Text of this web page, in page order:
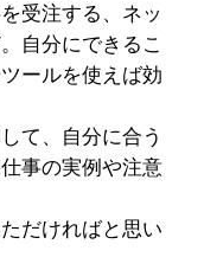
受注する、ネッ
自分にできるこ
ールを使えば効
て、自分に合う
事の実例や注意
だければと思い